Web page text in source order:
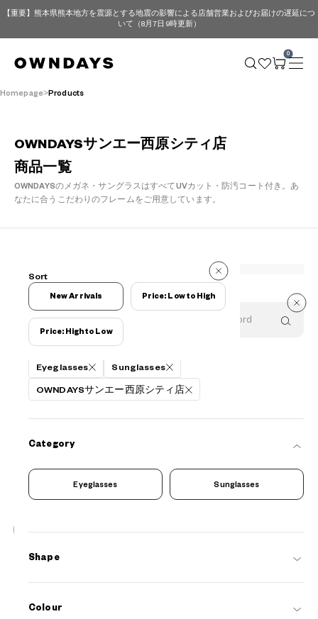
【重要】熊本県熊本地方を震源とする地震の影響による店舗営業およびお届けの遅延につ
いて（8月7日 9時更新）
0
Homepage Products
OWNDAYSサンエー西原シティ店
商品一覧
OWNDAYSのメガネ・サングラスはすべてUVカット・防汚コート付き。 あ
なたに合うこだわりのフレームをご用意しています。
298 Reviews
Filters
Eyeglasses Sunglasses
OWNDAYSサンエー西原シティ店
Category
Eyeglasses Sunglasses
Shape
Colour
Sort
New Arrivals Price: Low to High
Price: High to Low
20
OWNDAYS | SUN